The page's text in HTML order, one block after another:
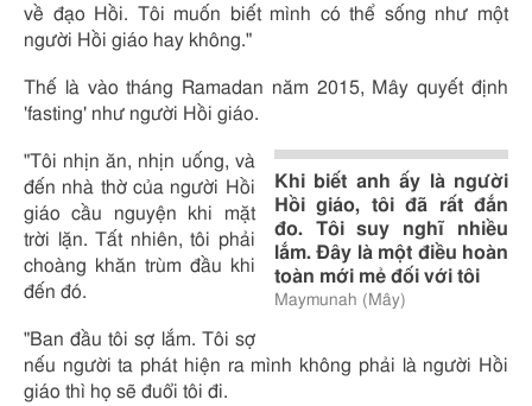
về đạo Hồi. Tôi muốn biết mình có thể sống như một
người Hồi giáo hay không."
Thế là vào tháng Ramadan năm 2015, Mây quyết định
'fasting' như người Hồi giáo.
Khi biết anh ấy là người
Hồi giáo, tôi đã rất đắn
đo. Tôi suy nghĩ nhiều
lắm. Đây là một điều hoàn
toàn mới mẻ đối với tôi
Maymunah (Mây)
"Tôi nhịn ăn, nhịn uống, và
đến nhà thờ của người Hồi
giáo cầu nguyện khi mặt
trời lặn. Tất nhiên, tôi phải
choàng khăn trùm đầu khi
đến đó.
"Ban đầu tôi sợ lắm. Tôi sợ
nếu người ta phát hiện ra mình không phải là người Hồi
giáo thì họ sẽ đuổi tôi đi.